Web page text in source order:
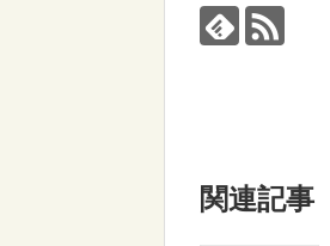
関連記事